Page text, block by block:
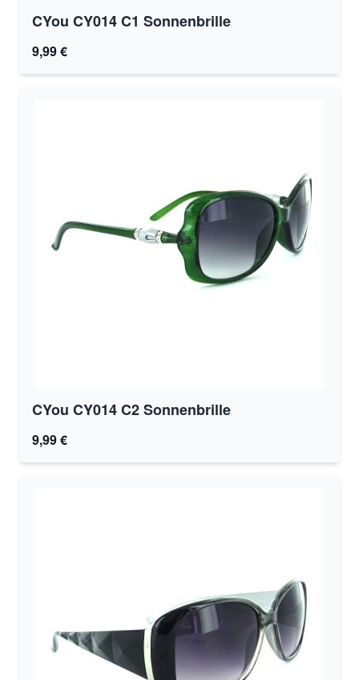
CYou CY014 C1 Sonnenbrille
9,99 €
CYou CY014 C2 Sonnenbrille
9,99 €